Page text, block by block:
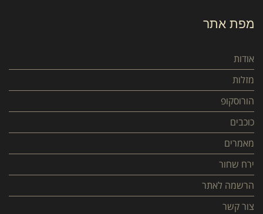
מפת אתר
אודות
מזלות
הורוסקופ
כוכבים
מאמרים
ירח שחור
הרשמה לאתר
צור קשר